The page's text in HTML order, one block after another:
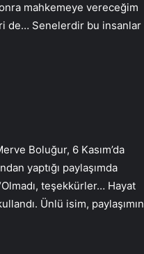
mahkemeye vereceğim
de… Senelerdir bu insanlar
Boluğur, 6 Kasım’da
yaptığı paylaşımda
teşekkürler… Hayat
Ünlü isim, paylaşımın